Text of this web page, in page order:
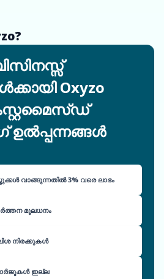
Oxyzo
ഉൽപ്പന്നങ്ങൾ
വാങ്ങുന്നതിൽ 3% വരെ ലാഭം
മൂലധനം
നിരക്കുകൾ
ഇല്ല